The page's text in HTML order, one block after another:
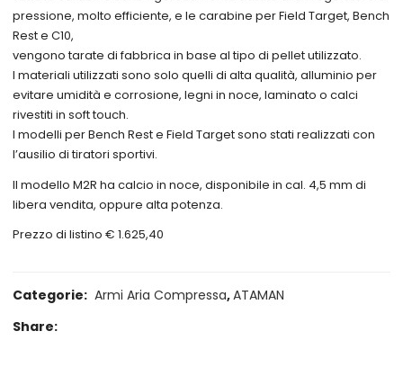
pressione, molto efficiente, e le carabine per Field Target, Bench
Rest e C10,
vengono tarate di fabbrica in base al tipo di pellet utilizzato.
I materiali utilizzati sono solo quelli di alta qualità, alluminio per
evitare umidità e corrosione, legni in noce, laminato o calci
rivestiti in soft touch.
I modelli per Bench Rest e Field Target sono stati realizzati con
l’ausilio di tiratori sportivi.
Il modello M2R ha calcio in noce, disponibile in cal. 4,5 mm di
libera vendita, oppure alta potenza.
Prezzo di listino € 1.625,40
Categorie: Armi Aria Compressa,ATAMAN
Share: